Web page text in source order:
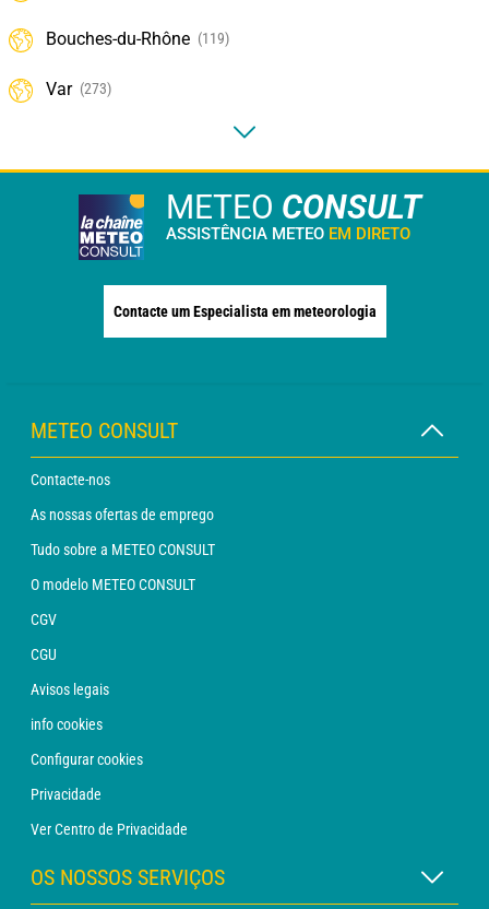
Bouches-du-Rhône (119)
Var (273)
METEO CONSULT
ASSISTÊNCIA METEO EM DIRETO
Contacte um Especialista em meteorologia
METEO CONSULT
Contacte-nos
As nossas ofertas de emprego
Tudo sobre a METEO CONSULT
O modelo METEO CONSULT
CGV
CGU
Avisos legais
info cookies
Configurar cookies
Privacidade
Ver Centro de Privacidade
OS NOSSOS SERVIÇOS